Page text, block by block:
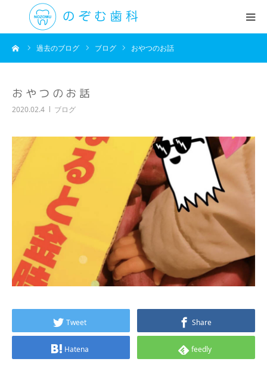
過去のブログ ブログ おやつのお話
おやつのお話
2020.02.4 ブログ
Tweet Share
Hatena feedly
医院紹介
院長挨拶
アクセス・時間